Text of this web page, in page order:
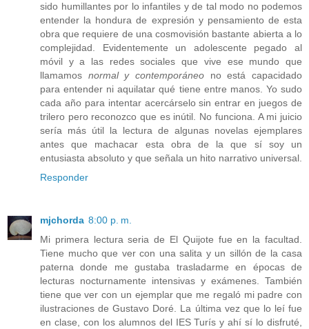
sido humillantes por lo infantiles y de tal modo no podemos
entender la hondura de expresión y pensamiento de esta
obra que requiere de una cosmovisión bastante abierta a lo
complejidad. Evidentemente un adolescente pegado al
móvil y a las redes sociales que vive ese mundo que
llamamos normal y contemporáneo no está capacidado
para entender ni aquilatar qué tiene entre manos. Yo sudo
cada año para intentar acercárselo sin entrar en juegos de
trilero pero reconozco que es inútil. No funciona. A mi juicio
sería más útil la lectura de algunas novelas ejemplares
antes que machacar esta obra de la que sí soy un
entusiasta absoluto y que señala un hito narrativo universal.
Responder
mjchorda 8:00 p. m.
Mi primera lectura seria de El Quijote fue en la facultad.
Tiene mucho que ver con una salita y un sillón de la casa
paterna donde me gustaba trasladarme en épocas de
lecturas nocturnamente intensivas y exámenes. También
tiene que ver con un ejemplar que me regaló mi padre con
ilustraciones de Gustavo Doré. La última vez que lo leí fue
en clase, con los alumnos del IES Turís y ahí sí lo disfruté,